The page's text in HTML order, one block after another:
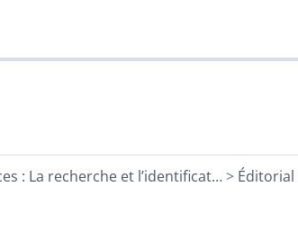
: La recherche et l’identificat… Éditorial